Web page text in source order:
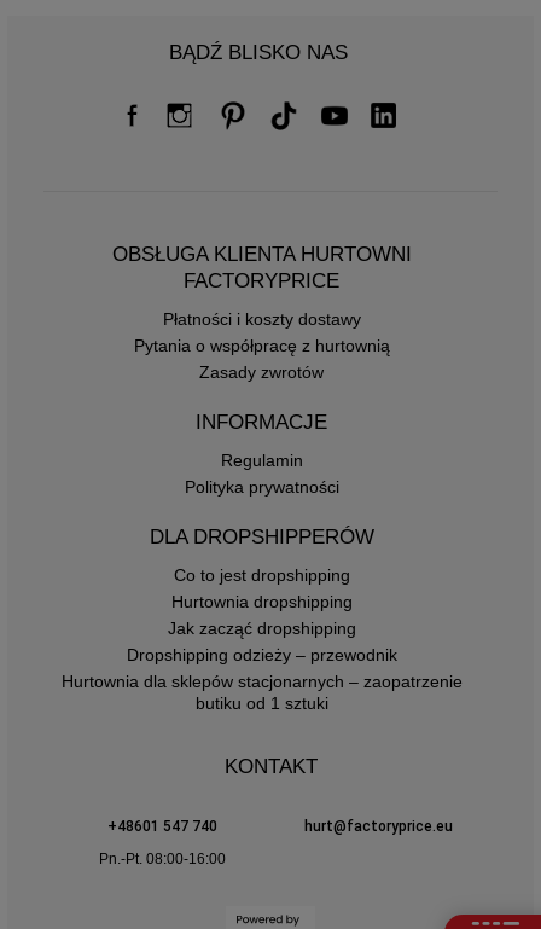
BĄDŹ BLISKO NAS
OBSŁUGA KLIENTA HURTOWNI
FACTORYPRICE
Płatności i koszty dostawy
Pytania o współpracę z hurtownią
Zasady zwrotów
INFORMACJE
Regulamin
Polityka prywatności
DLA DROPSHIPPERÓW
Co to jest dropshipping
Hurtownia dropshipping
Jak zacząć dropshipping
Dropshipping odzieży – przewodnik
Hurtownia dla sklepów stacjonarnych – zaopatrzenie
butiku od 1 sztuki
KONTAKT
+48601 547 740
hurt@factoryprice.eu
Pn.-Pt. 08:00-16:00